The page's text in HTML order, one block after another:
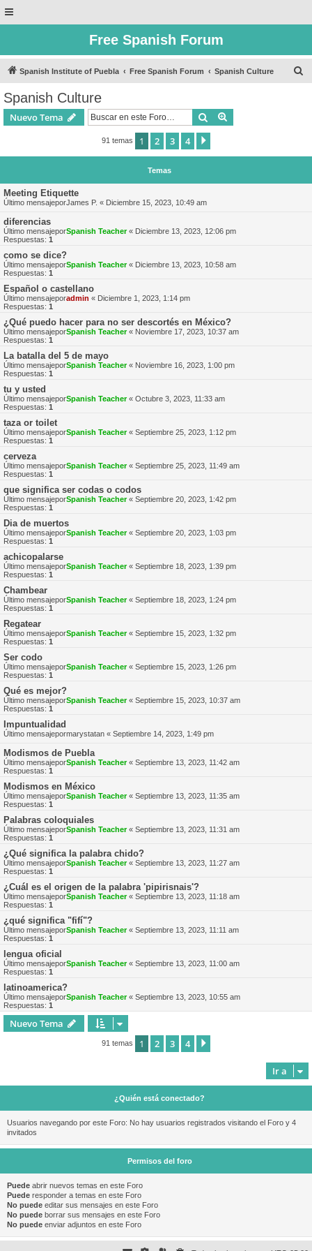
Free Spanish Forum
Spanish Institute of Puebla Free Spanish Forum Spanish Culture
Spanish Culture
Nuevo Tema Buscar
91 temas 1 2 3 4
Temas
Meeting Etiquette
Último mensajeporJames P. « Diciembre 15, 2023, 10:49 am
diferencias
Último mensajeporSpanish Teacher« Diciembre 13, 2023, 12:06 pm
Respuestas: 1
como se dice?
Último mensajeporSpanish Teacher« Diciembre 13, 2023, 10:58 am
Respuestas: 1
Español o castellano
Último mensajeporadmin « Diciembre 1, 2023, 1:14 pm
Respuestas: 1
¿Qué puedo hacer para no ser descortés en México?
Último mensajeporSpanish Teacher« Noviembre 17, 2023, 10:37 am
Respuestas: 1
La batalla del 5 de mayo
Último mensajeporSpanish Teacher« Noviembre 16, 2023, 1:00 pm
Respuestas: 1
tu y usted
Último mensajeporSpanish Teacher« Octubre 3, 2023, 11:33 am
Respuestas: 1
taza or toilet
Último mensajeporSpanish Teacher« Septiembre 25, 2023, 1:12 pm
Respuestas: 1
cerveza
Último mensajeporSpanish Teacher« Septiembre 25, 2023, 11:49 am
Respuestas: 1
que significa ser codas o codos
Último mensajeporSpanish Teacher« Septiembre 20, 2023, 1:42 pm
Respuestas: 1
Dia de muertos
Último mensajeporSpanish Teacher« Septiembre 20, 2023, 1:03 pm
Respuestas: 1
achicopalarse
Último mensajeporSpanish Teacher« Septiembre 18, 2023, 1:39 pm
Respuestas: 1
Chambear
Último mensajeporSpanish Teacher« Septiembre 18, 2023, 1:24 pm
Respuestas: 1
Regatear
Último mensajeporSpanish Teacher« Septiembre 15, 2023, 1:32 pm
Respuestas: 1
Ser codo
Último mensajeporSpanish Teacher« Septiembre 15, 2023, 1:26 pm
Respuestas: 1
Qué es mejor?
Último mensajeporSpanish Teacher« Septiembre 15, 2023, 10:37 am
Respuestas: 1
Impuntualidad
Último mensajepormarystatan « Septiembre 14, 2023, 1:49 pm
Modismos de Puebla
Último mensajeporSpanish Teacher« Septiembre 13, 2023, 11:42 am
Respuestas: 1
Modismos en México
Último mensajeporSpanish Teacher« Septiembre 13, 2023, 11:35 am
Respuestas: 1
Palabras coloquiales
Último mensajeporSpanish Teacher« Septiembre 13, 2023, 11:31 am
Respuestas: 1
¿Qué significa la palabra chido?
Último mensajeporSpanish Teacher« Septiembre 13, 2023, 11:27 am
Respuestas: 1
¿Cuál es el origen de la palabra 'pipirisnais'?
Último mensajeporSpanish Teacher« Septiembre 13, 2023, 11:18 am
Respuestas: 1
¿qué significa "fifí"?
Último mensajeporSpanish Teacher« Septiembre 13, 2023, 11:11 am
Respuestas: 1
lengua oficial
Último mensajeporSpanish Teacher« Septiembre 13, 2023, 11:00 am
Respuestas: 1
latinoamerica?
Último mensajeporSpanish Teacher« Septiembre 13, 2023, 10:55 am
Respuestas: 1
Nuevo Tema
91 temas 1 2 3 4
Ir a
¿Quién está conectado?
Usuarios navegando por este Foro: No hay usuarios registrados visitando el Foro y 4
invitados
Permisos del foro
Puede abrir nuevos temas en este Foro
Puede responder a temas en este Foro
No puede editar sus mensajes en este Foro
No puede borrar sus mensajes en este Foro
No puede enviar adjuntos en este Foro